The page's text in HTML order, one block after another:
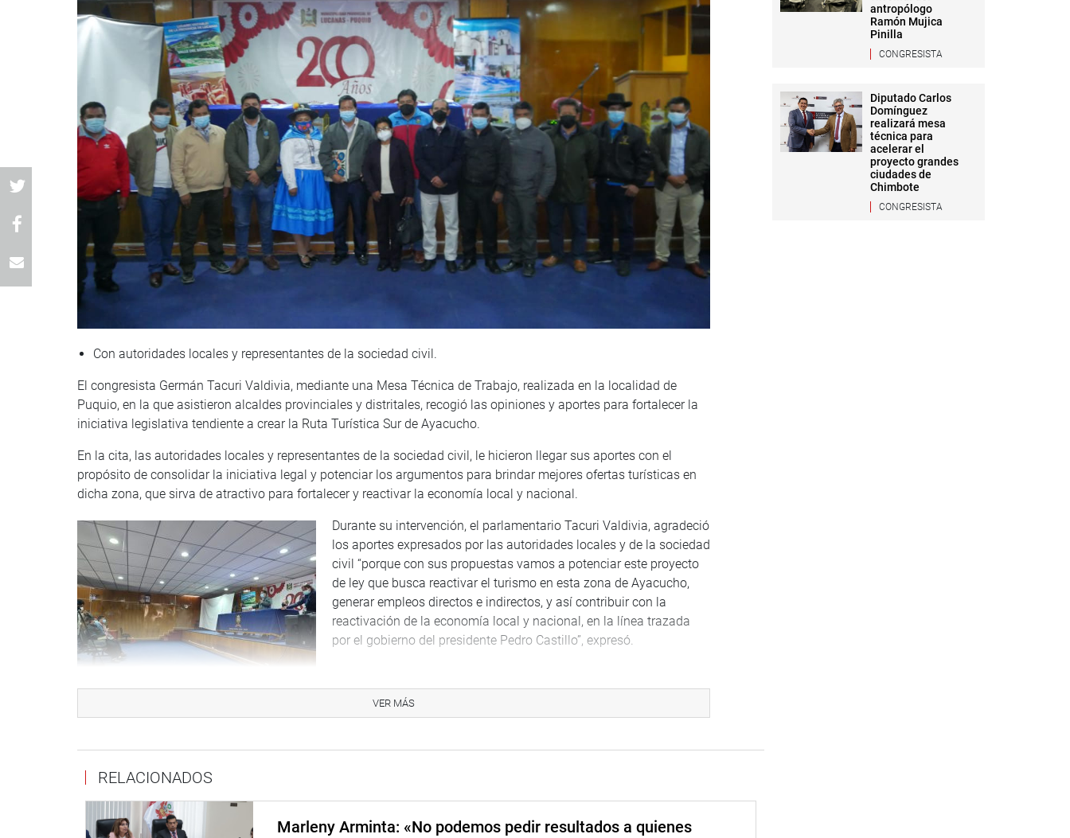
Con autoridades locales y representantes de la sociedad civil.
El congresista Germán Tacuri Valdivia, mediante una Mesa Técnica de Trabajo, realizada en la localidad de
Puquio, en la que asistieron alcaldes provinciales y distritales, recogió las opiniones y aportes para fortalecer la
iniciativa legislativa tendiente a crear la Ruta Turística Sur de Ayacucho.
En la cita, las autoridades locales y representantes de la sociedad civil, le hicieron llegar sus aportes con el
propósito de consolidar la iniciativa legal y potenciar los argumentos para brindar mejores ofertas turísticas en
dicha zona, que sirva de atractivo para fortalecer y reactivar la economía local y nacional.
Durante su intervención, el parlamentario Tacuri Valdivia, agradeció
los aportes expresados por las autoridades locales y de la sociedad
civil “porque con sus propuestas vamos a potenciar este proyecto
de ley que busca reactivar el turismo en esta zona de Ayacucho,
generar empleos directos e indirectos, y así contribuir con la
reactivación de la economía local y nacional, en la línea trazada
por el gobierno del presidente Pedro Castillo”, expresó.
Cabe indicar que el congresista Germán Tacuri, también participó,
junto a la Comisión de Seguimiento de la Organización Deportiva
Lucanas, 25 de enero del 2022
VER MÁS
RELACIONADOS
Marleny Arminta: «No podemos pedir resultados a quienes
antropólogo
Ramón Mujica
Pinilla
CONGRESISTA
Diputado Carlos
Domínguez
realizará mesa
técnica para
acelerar el
proyecto grandes
ciudades de
Chimbote
CONGRESISTA